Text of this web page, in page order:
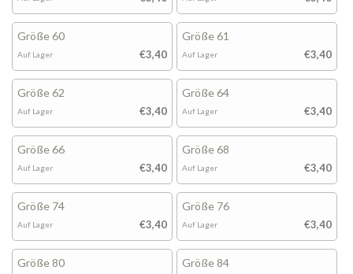
Größe 60
€3,40
Auf Lager
Größe 61
€3,40
Auf Lager
Größe 62
€3,40
Auf Lager
Größe 64
€3,40
Auf Lager
Größe 66
€3,40
Auf Lager
Größe 68
€3,40
Auf Lager
Größe 74
€3,40
Auf Lager
Größe 76
€3,40
Auf Lager
Größe 80 Größe 84